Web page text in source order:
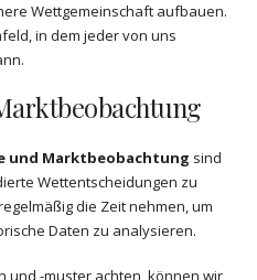
Wettgemeinschaft aufbauen.
in dem jeder von uns
und Marktbeobachtung sind
Wettentscheidungen zu
die Zeit nehmen, um
Daten zu analysieren.
und -muster achten, können wir